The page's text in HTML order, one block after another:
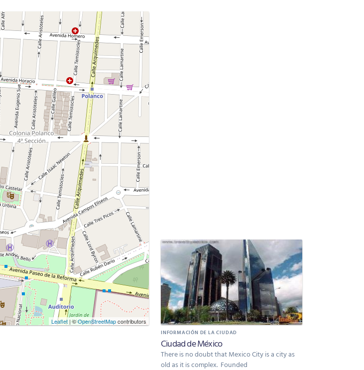
Leaflet | ©OpenStreetMapcontributors
INFORMACIÓN DE LA CIUDAD
Ciudad de México
There is no doubt that Mexico City is a city as
old as it is complex. Founded